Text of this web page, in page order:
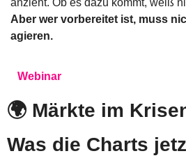
Aber wer vorbereitet ist, muss
agieren.
Webinar
🌍 Märkte im
Was die Charts